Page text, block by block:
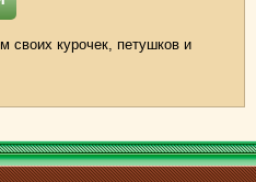
своих курочек, петушков и